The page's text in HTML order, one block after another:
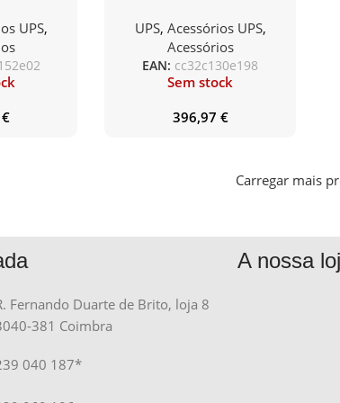
UPS,
€
UPS, Acessórios UPS,
Acessórios
EAN: cc32c130e198
Sem stock
396,97 €
Carregar mais
Fernando Duarte de Brito, loja 8
381 Coimbra
040 187*
A nossa